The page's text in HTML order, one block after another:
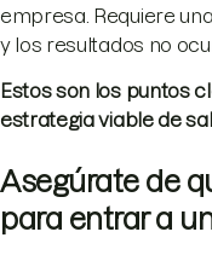
empresa. Requiere
y los resultados no
Estos son los puntos
estrategia viable de
Asegúrate de
para entrar a